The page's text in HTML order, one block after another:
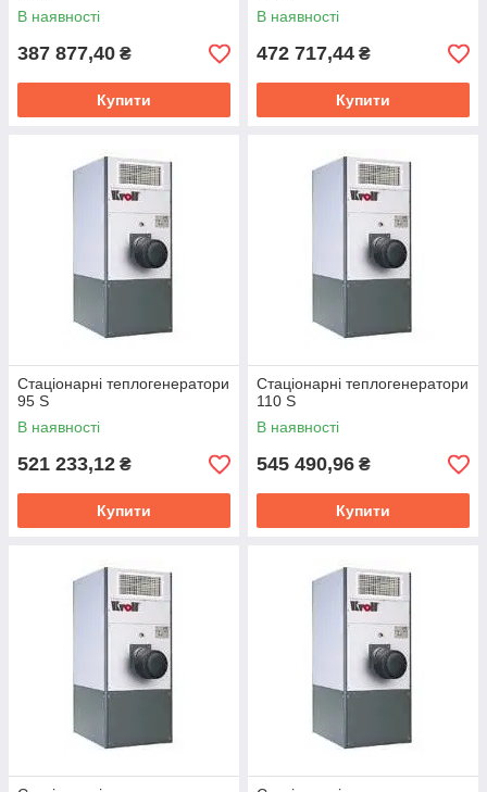
В наявності
387 877,40 ₴
Купити
В наявності
472 717,44 ₴
Купити
Стаціонарні теплогенератори
95 S
В наявності
521 233,12 ₴
Купити
Стаціонарні теплогенератори
110 S
В наявності
545 490,96 ₴
Купити